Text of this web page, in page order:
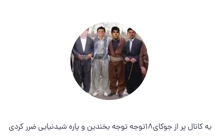
یه کانال پر از جوکای18توجه توجه بخندین و پاره شیدنیایی ضرر کردی